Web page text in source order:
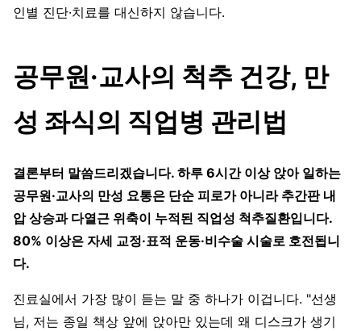
인별 진단·치료를 대신하지 않습니다.
공무원·교사의 척추 건강, 만
성 좌식의 직업병 관리법
결론부터 말씀드리겠습니다. 하루 6시간 이상 앉아 일하는
공무원·교사의 만성 요통은 단순 피로가 아니라 추간판 내
압 상승과 다열근 위축이 누적된 직업성 척추질환입니다.
80% 이상은 자세 교정·표적 운동·비수술 시술로 호전됩니
다.
진료실에서 가장 많이 듣는 말 중 하나가 이겁니다. "선생
님, 저는 종일 책상 앞에 앉아만 있는데 왜 디스크가 생기